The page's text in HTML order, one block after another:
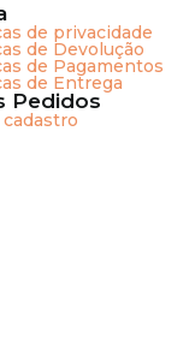
de privacidade
de Devolução
de Pagamentos
de Entrega
Pedidos